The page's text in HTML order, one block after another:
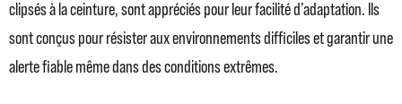
clipsés à la ceinture, sont appréciés pour leur facilité d’adaptation. Ils
sont conçus pour résister aux environnements difficiles et garantir une
alerte fiable même dans des conditions extrêmes.